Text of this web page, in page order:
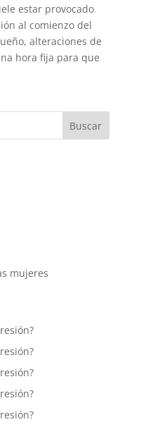
estar provocado
al comienzo del
alteraciones de
hora fija para que
mujeres